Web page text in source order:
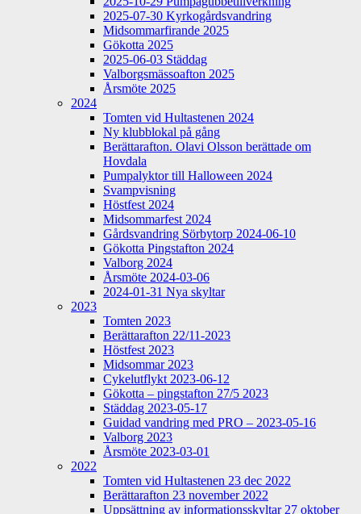
2025-07-30 Kyrkogårdsvandring
Midsommarfirande 2025
Gökotta 2025
2025-06-03 Städdag
Valborgsmässoafton 2025
Årsmöte 2025
2024
Tomten vid Hultastenen 2024
Ny klubblokal på gång
Berättarafton. Olavi Olsson berättade om
Hovdala
Pumpalyktor till Halloween 2024
Svampvisning
Höstfest 2024
Midsommarfest 2024
Gårdsvandring Sörbytorp 2024-06-10
Gökotta Pingstafton 2024
Valborg 2024
Årsmöte 2024-03-06
2024-01-31 Nya skyltar
2023
Tomten 2023
Berättarafton 22/11-2023
Höstfest 2023
Midsommar 2023
Cykelutflykt 2023-06-12
Gökotta – pingstafton 27/5 2023
Städdag 2023-05-17
Guidad vandring med PRO – 2023-05-16
Valborg 2023
Årsmöte 2023-03-01
2022
Tomten vid Hultastenen 23 dec 2022
Berättarafton 23 november 2022
Uppsättning av informationsskyltar 27 oktober